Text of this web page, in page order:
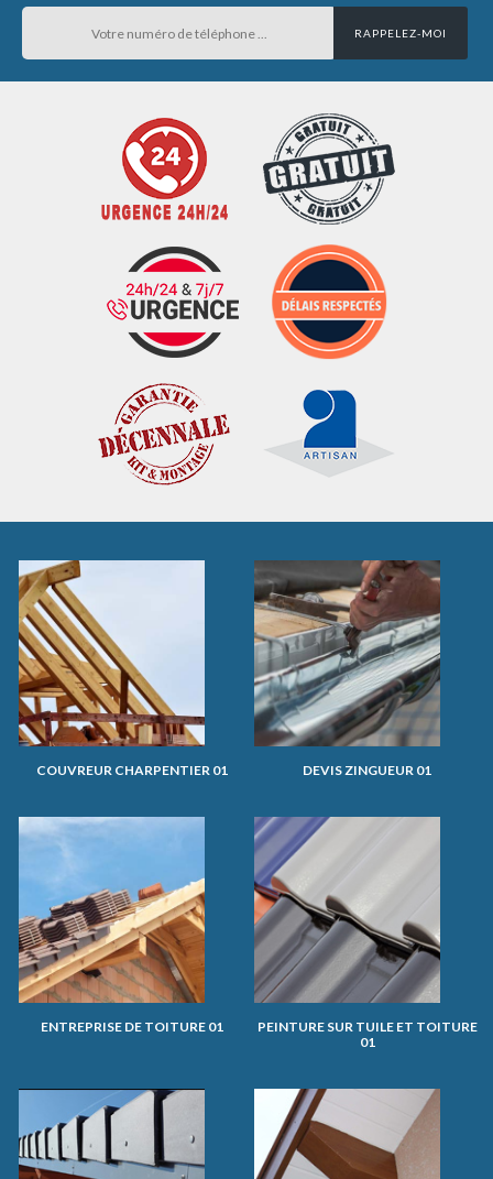
COUVREUR CHARPENTIER 01 DEVIS ZINGUEUR 01
ENTREPRISE DE TOITURE 01
PEINTURE SUR TUILE ET TOITURE
01